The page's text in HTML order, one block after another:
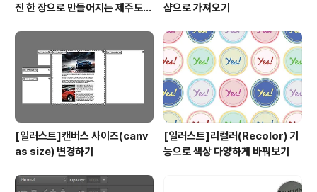
진 한 장으로 만들어지는 제주도
샵으로 가져오기
[일러스트]캔버스 사이즈(canv
as size) 변경하기
[일러스트]리컬러(Recolor) 기
능으로 색상 다양하게 바꿔보기